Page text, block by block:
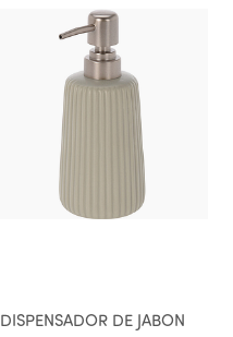
DISPENSADOR DE JABON